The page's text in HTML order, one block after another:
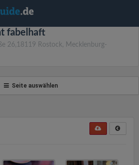
fabelhaft
26,18119 Rostock, Mecklenburg-
Seite auswählen